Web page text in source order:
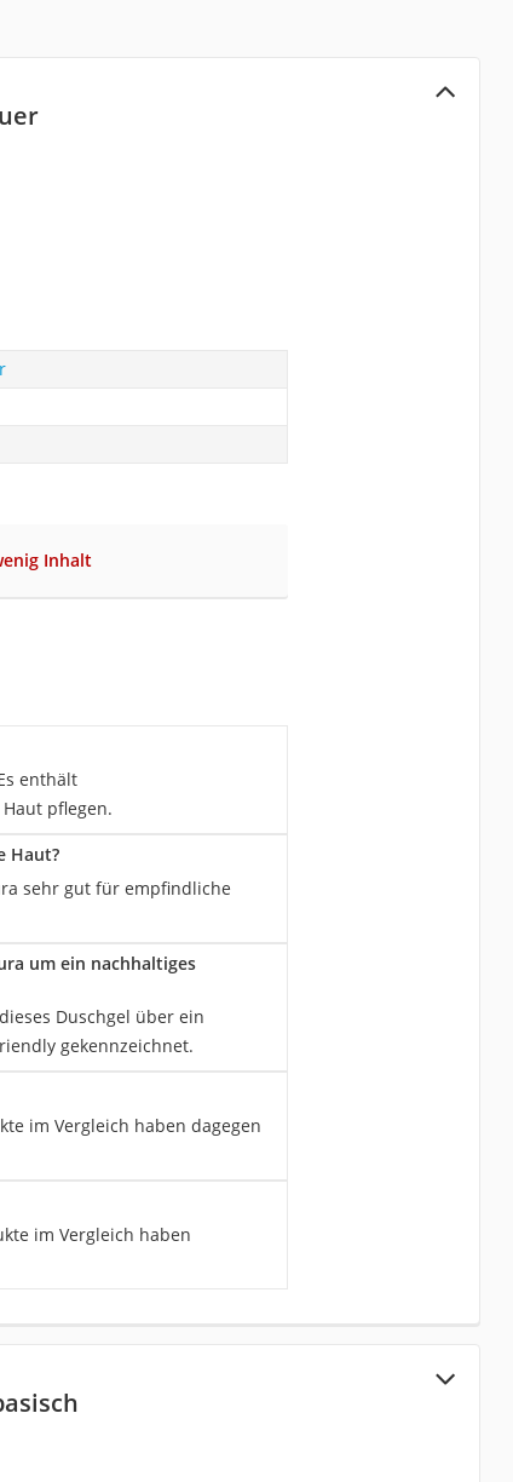
Inhalt
enthält
pflegen.
Haut?
sehr gut für empfindliche
um ein nachhaltiges
Duschgel über ein
gekennzeichnet.
im Vergleich haben dagegen
im Vergleich haben